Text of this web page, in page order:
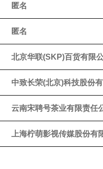
匿名
匿名
北京华联(SKP)百货有限
中致长荣(北京)科技股份
云南宋聘号茶业有限责任
上海柠萌影视传媒股份有